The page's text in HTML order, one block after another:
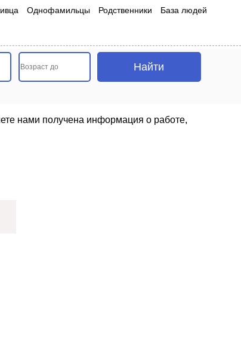
Однофамильцы Родственники База людей
нами получена информация о работе,